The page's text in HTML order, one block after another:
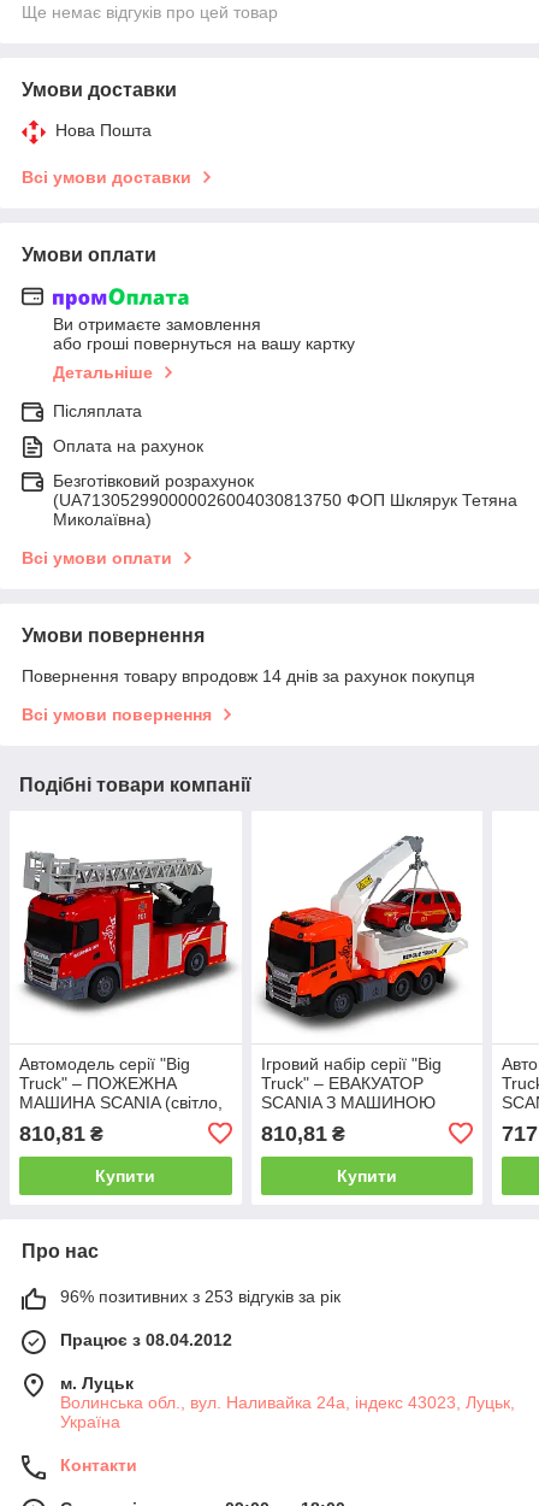
Ще немає відгуків про цей товар
Умови доставки
Нова Пошта
Всі умови доставки
Умови оплати
Ви отримаєте замовлення
або гроші повернуться на вашу картку
Детальніше
Післяплата
Оплата на рахунок
Безготівковий розрахунок
(UA713052990000026004030813750 ФОП Шклярук Тетяна
Миколаївна)
Всі умови оплати
Умови повернення
Повернення товару впродовж 14 днів за рахунок покупця
Всі умови повернення
Подібні товари компанії
Автомодель серії "Big
Truck" – ПОЖЕЖНА
МАШИНА SCANIA (світло,
810,81 ₴
Купити
Ігровий набір серії "Big
Truck" – ЕВАКУАТОР
SCANIA З МАШИНОЮ
810,81₴
Купити
Про нас
96% позитивних з 253 відгуків за рік
Працює з 08.04.2012
м. Луцьк
Волинська обл., вул. Наливайка 24а, індекс 43023, Луцьк,
Україна
Контакти